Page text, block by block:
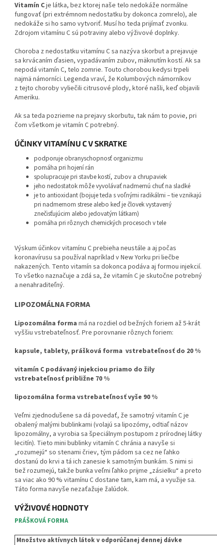
Vitamín Cje látka, bez ktorej naše telo nedokáže normálne
fungovať (pri extrémnom nedostatku by dokonca zomrelo), ale
nedokáže si ho samo vytvoriť. Musí ho teda prijímať zvonku.
Zdrojom vitamínu C sú potraviny alebo výživové doplnky.
Choroba z nedostatku vitamínu C sa nazýva skorbut a prejavuje
sa krvácaním ďasien, vypadávaním zubov, mäknutím kostí. Ak sa
nepodá vitamín C, telo zomrie. Touto chorobou kedysi trpeli
najmä námorníci. Legenda vraví, že Kolumbových námorníkov
z tejto choroby vyliečili citrusové plody, ktoré našli, keď objavili
Ameriku.
Ak sa teda pozrieme na prejavy skorbutu, tak nám to povie, pri
čom všetkom je vitamín C potrebný.
ÚČINKY VITAMÍNU C V SKRATKE
podporuje obranyschopnosť organizmu
pomáha pri hojení rán
spolupracuje pri stavbe kostí, zubov a chrupaviek
jeho nedostatok môže vyvolávať nadmernú chuť na sladké
je to antioxidant (bojuje teda s voľnými radikálmi – tie vznikajú
pri nadmernom strese alebo keď je človek vystavený
znečisťujúcim alebo jedovatým látkam)
pomáha pri rôznych chemických procesoch v tele
Výskum účinkov vitamínu C prebieha neustále a aj počas
koronavírusu sa používal napríklad v New Yorku pri liečbe
nakazených. Tento vitamín sa dokonca podáva aj formou injekcií.
To všetko naznačuje a zdá sa, že vitamín C je skutočne potrebný
a nenahraditeľný.
LIPOZOMÁLNA FORMA
Lipozomálna forma má na rozdiel od bežných foriem až 5-krát
vyššiu vstrebateľnosť. Pre porovnanie rôznych foriem:
kapsule, tablety, prášková forma vstrebateľnosť do 20 %
vitamín C podávaný injekciou priamo do žily
vstrebateľnosť približne 70 %
lipozomálna forma vstrebateľnosť vyše 90 %
Veľmi zjednodušene sa dá povedať, že samotný vitamín C je
obalený malými bublinkami (volajú sa lipozómy, odtiaľ názov
lipozomálny, a vyrobia sa špeciálnym postupom z prírodnej látky
lecitín). Tieto mini bublinky vitamín C chránia a navyše si
„rozumejú“ so stenami čriev, tým pádom sa cez ne ľahko
dostanú do krvi a tá ich zanesie k samotným bunkám. S nimi si
tiež rozumejú, takže bunka veľmi ľahko prijme „zásielku“ a preto
sa viac ako 90 % vitamínu C dostane tam, kam má, a využije sa.
Táto forma navyše nezaťažuje žalúdok.
VÝŽIVOVÉ HODNOTY
PRÁŠKOVÁ FORMA
Množstvo aktívnych látok v odporúčanej dennej dávke